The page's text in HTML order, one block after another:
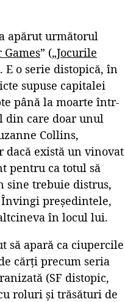
apărut următorul
Games” („Jocurile
E o serie distopică, în
supuse capitalei
până la moarte într-
din care doar unul
Collins,
dacă există un vinovat
pentru ca totul să
sine trebuie distrus,
președintele,
în locul lui.
să apară ca ciupercile
cărți precum seria
(SF distopic,
roluri și trăsături de